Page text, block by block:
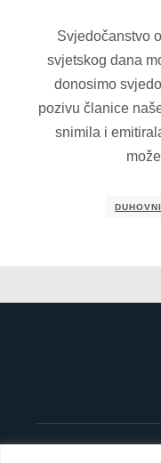
Svjedočanstvo
svjetskog dana
donosimo
pozivu članice
snimila i
−